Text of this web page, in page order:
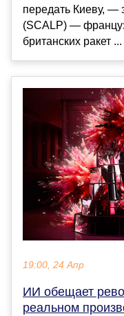
передать Киеву, —
(SCALP) —
британских ракет ...
19:00, 24 Апр
ИИ обещает
реальном